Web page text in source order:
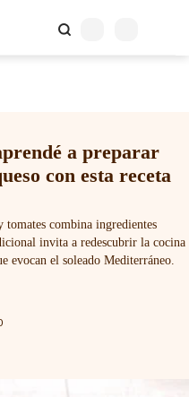
a preparar
con esta receta
tomates combina ingredientes
invita a redescubrir la cocina
evocan el soleado Mediterráneo.